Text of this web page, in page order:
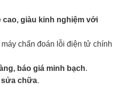
cao, giàu kinh nghiệm với
máy chẩn đoán lỗi điện tử chính
báo giá minh bạch.
sửa chữa.